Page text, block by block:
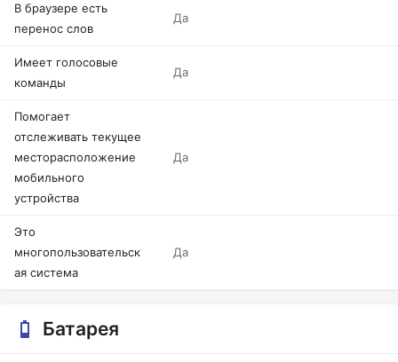
В браузере есть
перенос слов
Да
Имеет голосовые
команды
Да
Помогает
отслеживать текущее
месторасположение
мобильного
устройства
Да
Это
многопользовательск
ая система
Да
Батарея